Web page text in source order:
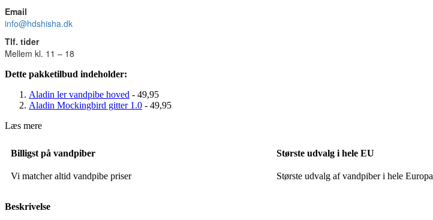
Email
info@hdshisha.dk
Tlf. tider
Mellem kl. 11 – 18
Dette pakketilbud indeholder:
Aladin ler vandpibe hoved - 49,95
Aladin Mockingbird gitter 1.0 - 49,95
Læs mere
Billigst på vandpiber
Vi matcher altid vandpibe priser
Største udvalg i hele EU
Største udvalg af vandpiber i hele Europa
Beskrivelse